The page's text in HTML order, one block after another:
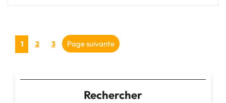
à
Voyage
Idéal"
Pagination
publications
Page
1 Page
2 Page
3 Page suivante
Rechercher